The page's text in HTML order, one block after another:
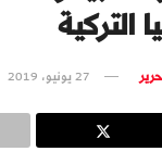
التركية
27 يونيو، 2019